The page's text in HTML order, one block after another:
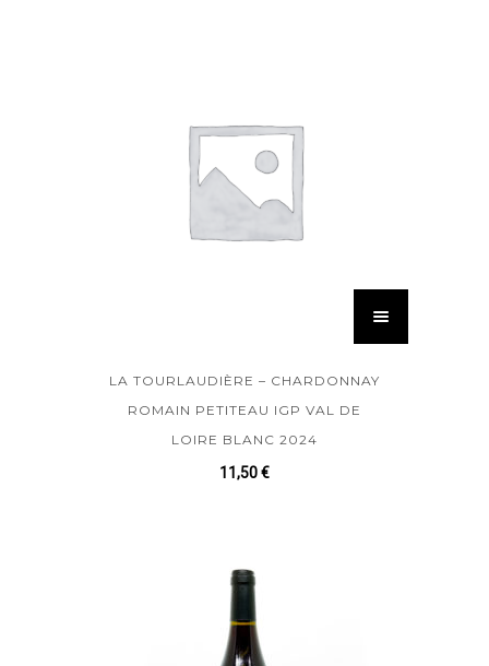
LA TOURLAUDIÈRE – CHARDONNAY
ROMAIN PETITEAU IGP VAL DE
LOIRE BLANC 2024
11,50€